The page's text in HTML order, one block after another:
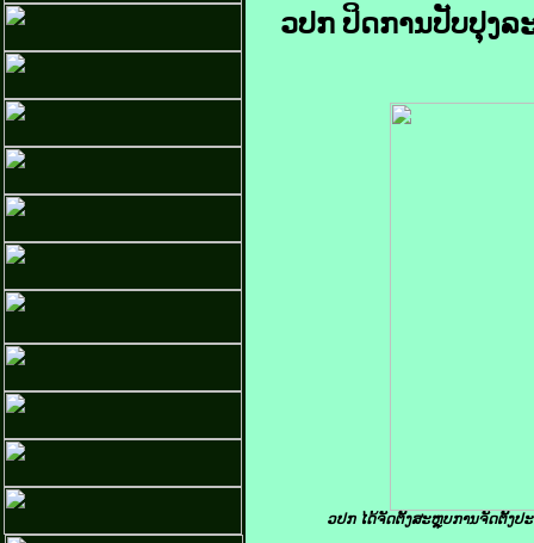
ວປກ ປິດການປັບປຸງ
ວປກ ໄດ້ຈັດຕັ້ງສະຫຼຸບການຈັດຕັ້ງປ